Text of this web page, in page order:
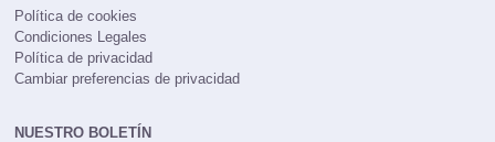
Política de cookies
Condiciones Legales
Política de privacidad
Cambiar preferencias de privacidad
NUESTRO BOLETÍN